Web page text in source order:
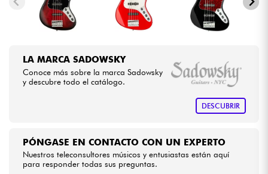
LA MARCA SADOWSKY
Conoce más sobre la marca Sadowsky
y descubre todo el catálogo.
DESCUBRIR
PÓNGASE EN CONTACTO CON UN EXPERTO
Nuestros teleconsultores músicos y entusiastas están aquí
para responder todas sus preguntas.